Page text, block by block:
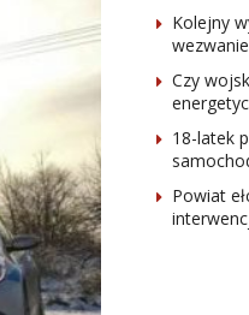
Kolejny
Czy
18-latek
Powiat